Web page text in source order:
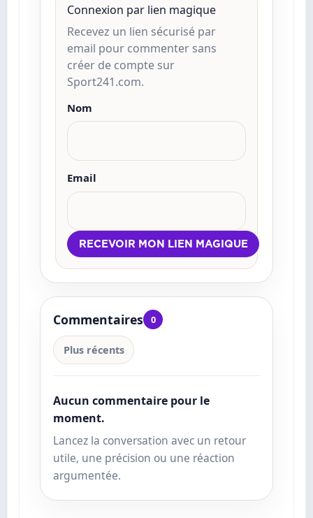
Connexion par lien magique
Recevez un lien sécurisé par
email pour commenter sans
créer de compte sur
Sport241.com.
Nom
Email
Commentaires 0
Plus récents
Aucun commentaire pour le
moment.
Lancez la conversation avec un retour
utile, une précision ou une réaction
argumentée.